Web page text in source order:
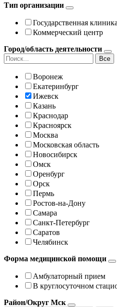
Тип организации
Государственная
Коммерческий центр
Город/область деятельности
Все
Воронеж
Екатеринбург
Ижевск
Казань
Краснодар
Красноярск
Москва
Московская область
Новосибирск
Омск
Оренбург
Орск
Пермь
Ростов-на-Дону
Самара
Санкт-Петербург
Саратов
Челябинск
Форма медицинской помощи
Амбулаторный прием
В круглосуточном
Район/Округ Мск